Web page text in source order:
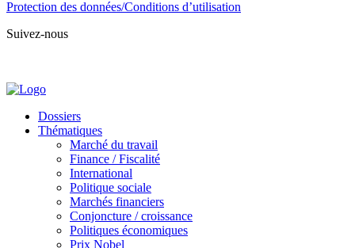
Protection des données/Conditions d’utilisation
Suivez-nous
Dossiers
Thématiques
Marché du travail
Finance / Fiscalité
International
Politique sociale
Marchés financiers
Conjoncture / croissance
Politiques économiques
Prix Nobel